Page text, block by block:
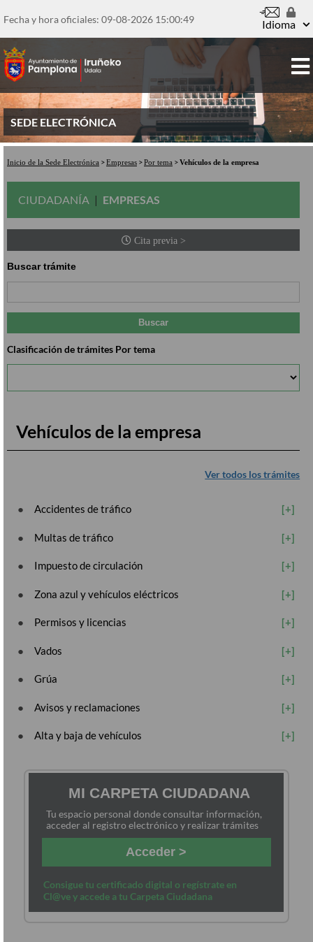
al
principal
Fecha y hora oficiales: 09-08-2026 15:00:49 Idioma
SEDE ELECTRÓNICA
Inicio de la Sede Electrónica Empresas Por tema Vehículos de la empresa
CIUDADANÍA EMPRESAS
Cita previa >
Buscar trámite
Clasificación de trámites Por tema
Vehículos de la empresa
Ver todos los trámites
Accidentes de tráfico
Multas de tráfico
Impuesto de circulación
Zona azul y vehículos eléctricos
Permisos y licencias
Vados
Grúa
Avisos y reclamaciones
Alta y baja de vehículos
MI CARPETA CIUDADANA
Tu espacio personal donde consultar información,
acceder al registro electrónico y realizar trámites
Acceder >
Consigue tu certificado digital o regístrate en
Cl@ve y accede a tu Carpeta Ciudadana